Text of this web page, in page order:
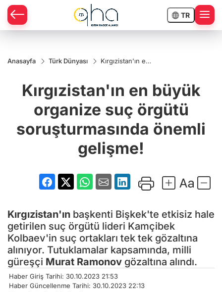
TR
Anasayfa Türk Dünyası
Kırgızistan'ın en
soruşturmasında
önemli gelişme!
Kırgızistan'ın en büyük
organize suç örgütü
soruşturmasında önemli
gelişme!
Kırgızistan'ın başkenti Bişkek'te etkisiz hale
getirilen suç örgütü lideri Kamçibek
Kolbaev'in suç ortakları tek tek gözaltına
alınıyor. Tutuklamalar kapsamında, milli
güreşçi Murat Ramonov gözaltına alındı.
Haber Giriş Tarihi: 30.10.2023 21:53
Haber Güncellenme Tarihi: 30.10.2023 22:13